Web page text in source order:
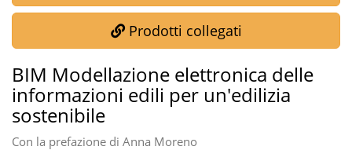
Prodotti collegati
BIM Modellazione elettronica delle
informazioni edili per un'edilizia
sostenibile
Con la prefazione di Anna Moreno